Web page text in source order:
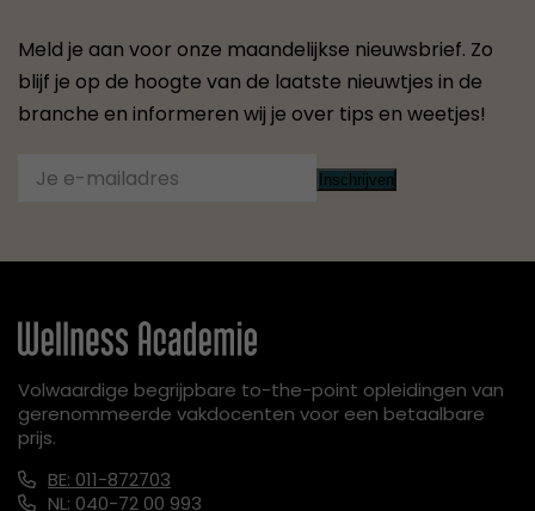
Meld je aan voor onze maandelijkse nieuwsbrief. Zo
blijf je op de hoogte van de laatste nieuwtjes in de
branche en informeren wij je over tips en weetjes!
Inschrijven
Volwaardige begrijpbare to-the-point opleidingen van
gerenommeerde vakdocenten voor een betaalbare
prijs.
BE: 011-872703
NL: 040-72 00 993